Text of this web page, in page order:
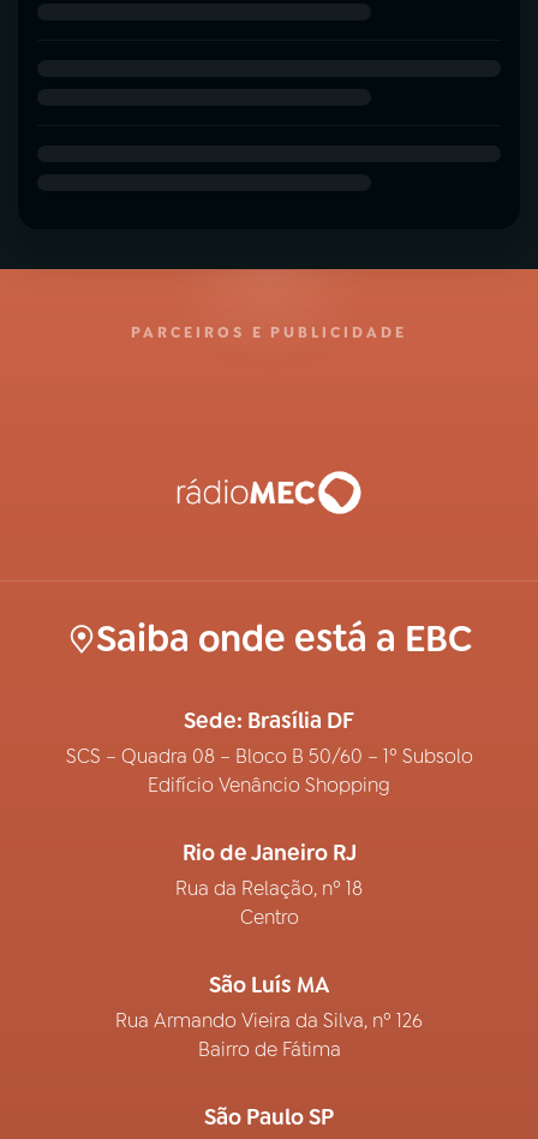
PARCEIROS E PUBLICIDADE
Saiba onde está a EBC
Sede: Brasília DF
SCS – Quadra 08 – Bloco B 50/60 – 1º Subsolo
Edifício Venâncio Shopping
Rio de Janeiro RJ
Rua da Relação, nº 18
Centro
São Luís MA
Rua Armando Vieira da Silva, nº 126
Bairro de Fátima
São Paulo SP